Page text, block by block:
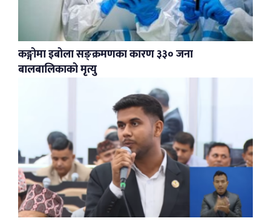
कङ्गोमा इबोला सङ्क्रमणका कारण ३३० जना
बालबालिकाको मृत्यु